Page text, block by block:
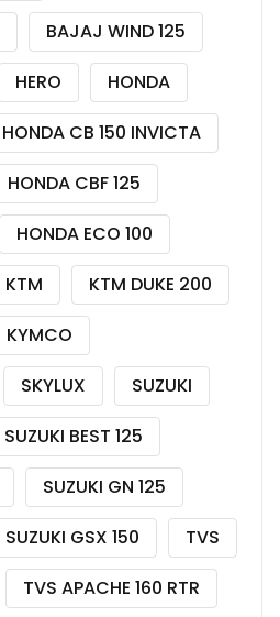
BAJAJ WIND 125
HERO
HONDA
HONDA CB 150 INVICTA
HONDA CBF 125
HONDA ECO 100
KTM
KTM DUKE 200
KYMCO
SKYLUX
SUZUKI
SUZUKI BEST 125
SUZUKI GN 125
SUZUKI GSX 150
TVS
TVS APACHE 160 RTR